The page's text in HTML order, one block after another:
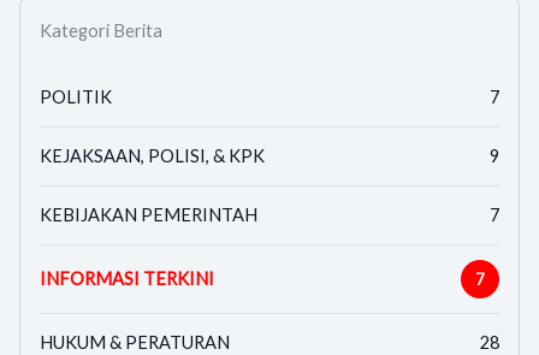
Kategori Berita
POLITIK 7
KEJAKSAAN, POLISI, & KPK 9
KEBIJAKAN PEMERINTAH 7
INFORMASI TERKINI 7
HUKUM & PERATURAN 28